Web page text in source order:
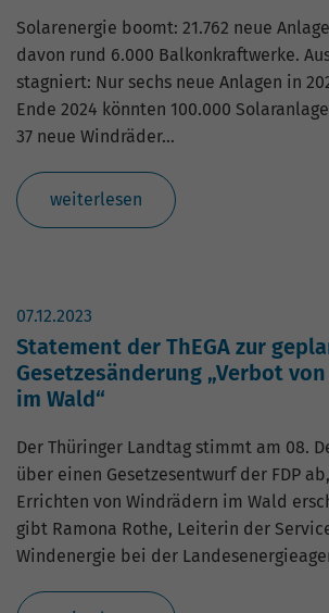
Solarenergie boomt: 21.762 neue
davon rund 6.000 Balkonkraftwerke.
stagniert: Nur sechs neue Anlagen in
Ende 2024 könnten 100.000
37 neue Windräder…
weiterlesen
07.12.2023
Statement der ThEGA zur
Gesetzesänderung „Verbot
im Wald“
Der Thüringer Landtag stimmt am 08.
über einen Gesetzesentwurf der FDP
Errichten von Windrädern im Wald
gibt Ramona Rothe, Leiterin der
Windenergie bei der